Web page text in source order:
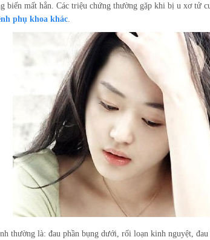
biến mất hẳn. Các triệu chứng thường gặp khi bị u xơ tử
phụ khoa khác
thường là: đau phần bụng dưới, rối loạn kinh nguyệt,